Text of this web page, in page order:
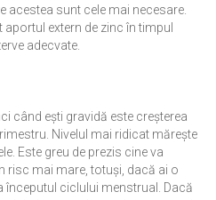
acestea sunt cele mai necesare.
extern de zinc în timpul
adecvate.
când ești gravidă este creșterea
Nivelul mai ridicat mărește
Este greu de prezis cine va
risc mai mare, totuși, dacă ai o
începutul ciclului menstrual. Dacă